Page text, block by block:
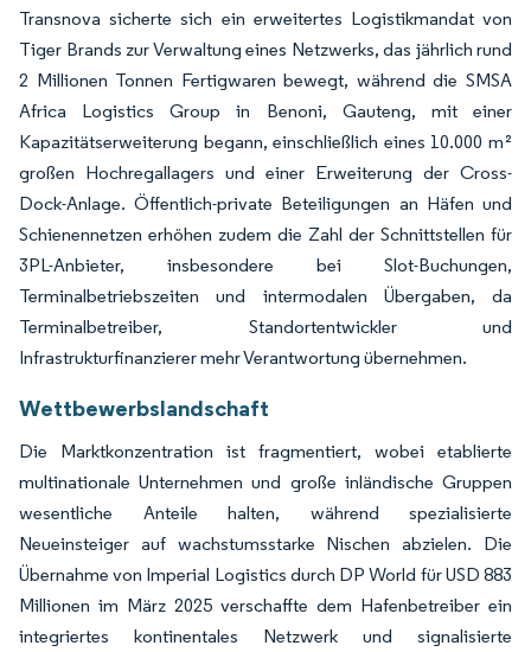
Transnova sicherte sich ein erweitertes Logistikmandat von
Tiger Brands zur Verwaltung eines Netzwerks, das jährlich rund
2 Millionen Tonnen Fertigwaren bewegt, während die SMSA
Africa Logistics Group in Benoni, Gauteng, mit einer
Kapazitätserweiterung begann, einschließlich eines 10.000 m²
großen Hochregallagers und einer Erweiterung der Cross-
Dock-Anlage. Öffentlich-private Beteiligungen an Häfen und
Schienennetzen erhöhen zudem die Zahl der Schnittstellen für
3PL-Anbieter, insbesondere bei Slot-Buchungen,
Terminalbetriebszeiten und intermodalen Übergaben, da
Terminalbetreiber, Standortentwickler und
Infrastrukturfinanzierer mehr Verantwortung übernehmen.
Wettbewerbslandschaft
Die Marktkonzentration ist fragmentiert, wobei etablierte
multinationale Unternehmen und große inländische Gruppen
wesentliche Anteile halten, während spezialisierte
Neueinsteiger auf wachstumsstarke Nischen abzielen. Die
Übernahme von Imperial Logistics durch DP World für USD 883
Millionen im März 2025 verschaffte dem Hafenbetreiber ein
integriertes kontinentales Netzwerk und signalisierte